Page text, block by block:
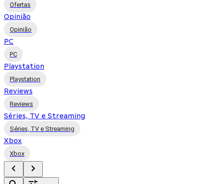
Ofertas
Opinião
Opinião
PC
PC
Playstation
Playstation
Reviews
Reviews
Séries, TV e Streaming
Séries, TV e Streaming
Xbox
Xbox